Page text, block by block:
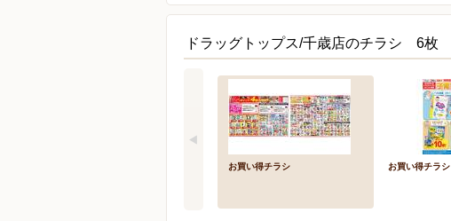
ドラッグトップス/千歳店のチラシ 6枚
お買い得チラシ お買い得チラシ